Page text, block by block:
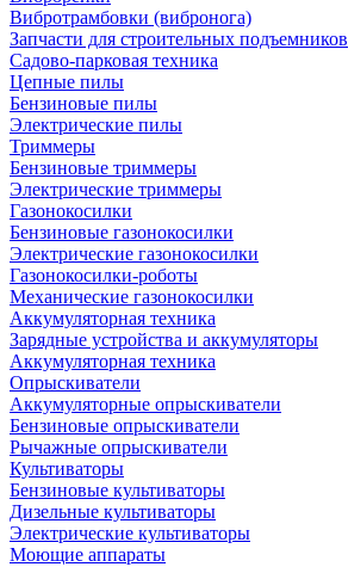
Вибротрамбовки (вибронога)
Запчасти для строительных подъемников
Садово-парковая техника
Цепные пилы
Бензиновые пилы
Электрические пилы
Триммеры
Бензиновые триммеры
Электрические триммеры
Газонокосилки
Бензиновые газонокосилки
Электрические газонокосилки
Газонокосилки-роботы
Механические газонокосилки
Аккумуляторная техника
Зарядные устройства и аккумуляторы
Аккумуляторная техника
Опрыскиватели
Аккумуляторные опрыскиватели
Бензиновые опрыскиватели
Рычажные опрыскиватели
Культиваторы
Бензиновые культиваторы
Дизельные культиваторы
Электрические культиваторы
Моющие аппараты